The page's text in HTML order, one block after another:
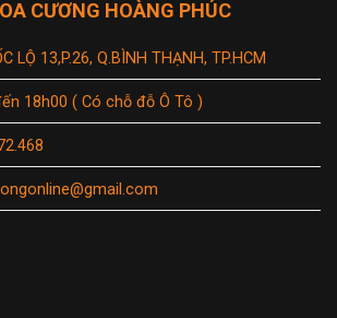
CƯƠNG HOÀNG PHÚC
LỘ 13,P.26, Q.BÌNH THẠNH, TP.HCM
18h00 ( Có chỗ đỗ Ô Tô )